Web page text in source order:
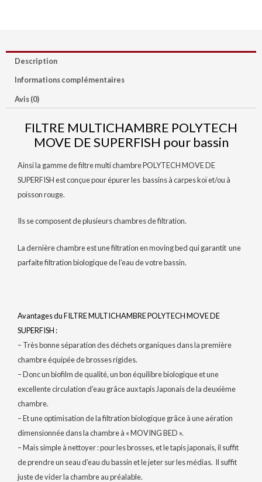
Description
Informations complémentaires
Avis (0)
FILTRE MULTICHAMBRE POLYTECH
MOVE DE SUPERFISH pour bassin
Ainsi la gamme de filtre multi chambre POLYTECH MOVE DE
SUPERFISH est conçue pour épurer les bassins à carpes koï et/ou à
poisson rouge.
Ils se composent de plusieurs chambres de filtration.
La dernière chambre est une filtration en moving bed qui garantit une
parfaite filtration biologique de l’eau de votre bassin.
Avantages du FILTRE MULTICHAMBRE POLYTECH MOVE DE
SUPERFISH :
– Très bonne séparation des déchets organiques dans la première
chambre équipée de brosses rigides.
– Donc un biofilm de qualité, un bon équilibre biologique et une
excellente circulation d’eau grâce aux tapis Japonais de la deuxième
chambre.
– Et une optimisation de la filtration biologique grâce à une aération
dimensionnée dans la chambre à « MOVING BED ».
– Mais simple à nettoyer : pour les brosses, et le tapis japonais, il suffit
de prendre un seau d’eau du bassin et le jeter sur les médias. Il suffit
juste de vider la chambre au préalable.